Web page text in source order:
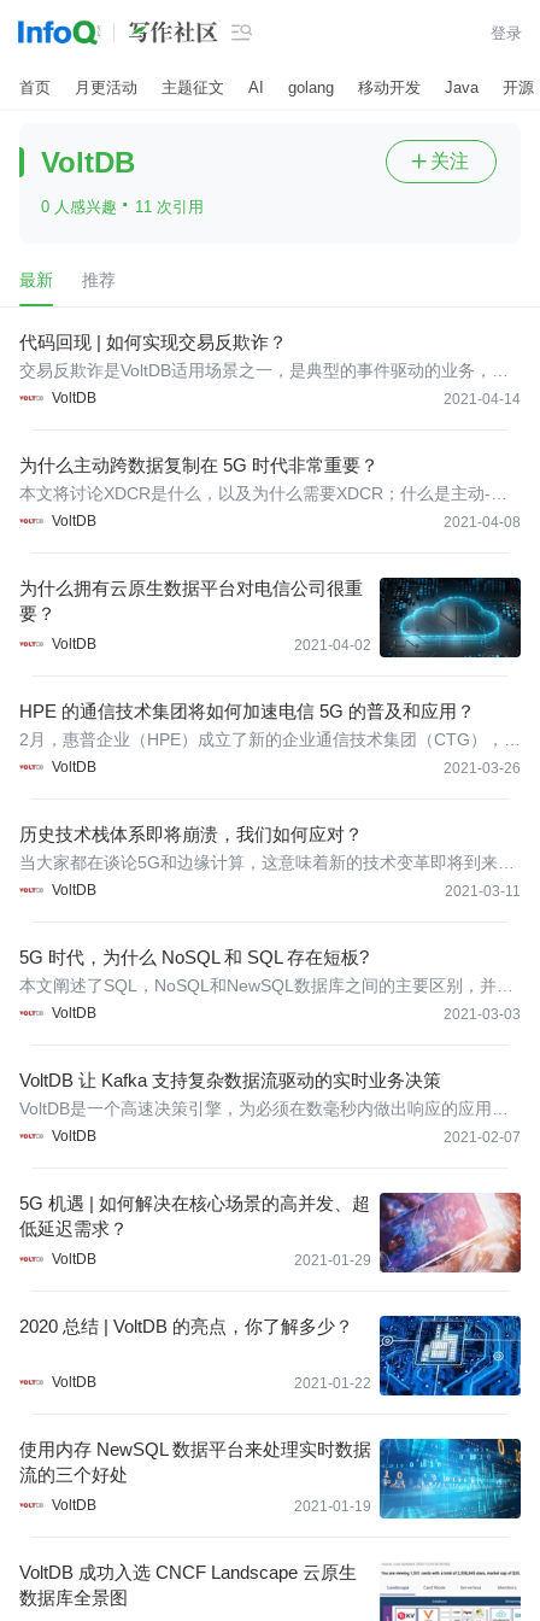
 登录
首页 月更活动 主题征文 AI golang 移动开发 Java 开源
VoltDB
0 人感兴趣 · 11 次引用
 关注
最新 推荐
代码回现 | 如何实现交易反欺诈？
VoltDB 2021-04-14
交易反欺诈是VoltDB适用场景之一，是典型的事件驱动的业务，核
心是摄取高频的交易数据，并逐条对交易进行一系列复杂的反欺诈
为什么主动跨数据复制在 5G 时代非常重要？
VoltDB 2021-04-08
本文将讨论XDCR是什么，以及为什么需要XDCR；什么是主动-主
动XDCR，为什么这么多公司面临这种挑战？最后，VoltDB如何以
准确性。
为什么拥有云原生数据平台对电信公司很重
要？
VoltDB 2021-04-02
HPE 的通信技术集团将如何加速电信 5G 的普及和应用？
VoltDB 2021-03-26
2月，惠普企业（HPE）成立了新的企业通信技术集团（CTG），以
帮助电信公司和企业充分把握5G带来的机遇。
历史技术栈体系即将崩溃，我们如何应对？
VoltDB 2021-03-11
当大家都在谈论5G和边缘计算，这意味着新的技术变革即将到来，
我们的技术演进迭代也将发生重大变化。
5G 时代，为什么 NoSQL 和 SQL 存在短板?
VoltDB 2021-03-03
本文阐述了SQL，NoSQL和NewSQL数据库之间的主要区别，并解
释了为什么NewSQL数据库是电信行业顺应时代发展的关键，以及
VoltDB 让 Kafka 支持复杂数据流驱动的实时业务决策
VoltDB 2021-02-07
VoltDB是一个高速决策引擎，为必须在数毫秒内做出响应的应用程
序提供基础架构支持，适用场景包括BSS（策略和收费）、预防欺
5G 机遇 | 如何解决在核心场景的高并发、超
低延迟需求？
VoltDB 2021-01-29
2020 总结 | VoltDB 的亮点，你了解多少？
VoltDB 2021-01-22
使用内存 NewSQL 数据平台来处理实时数据
流的三个好处
VoltDB 2021-01-19
VoltDB 成功入选 CNCF Landscape 云原生
数据库全景图